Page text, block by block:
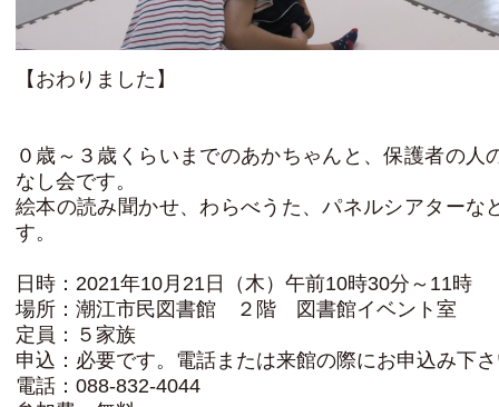
【おわりました】
０歳～３歳くらいまでのあかちゃんと、保護者の人
なし会です。
絵本の読み聞かせ、わらべうた、パネルシアターな
す。
日時：2021年10月21日（木）午前10時30分～11時
場所：潮江市民図書館 ２階 図書館イベント室
定員：５家族
申込：必要です。電話または来館の際にお申込み下
電話：088-832-4044